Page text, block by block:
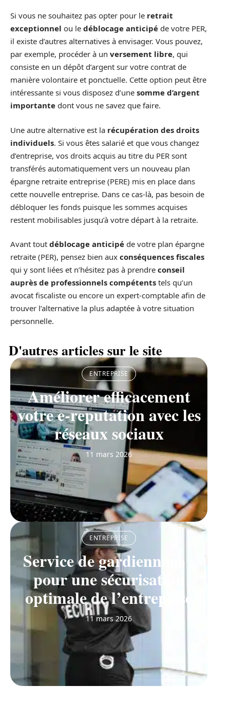
Si vous ne souhaitez pas opter pour le retrait
exceptionnel ou le déblocage anticipé de votre PER,
il existe d’autres alternatives à envisager. Vous pouvez,
par exemple, procéder à un versement libre, qui
consiste en un dépôt d’argent sur votre contrat de
manière volontaire et ponctuelle. Cette option peut être
intéressante si vous disposez d’une somme d’argent
importante dont vous ne savez que faire.
Une autre alternative est la récupération des droits
individuels. Si vous êtes salarié et que vous changez
d’entreprise, vos droits acquis au titre du PER sont
transférés automatiquement vers un nouveau plan
épargne retraite entreprise (PERE) mis en place dans
cette nouvelle entreprise. Dans ce cas-là, pas besoin de
débloquer les fonds puisque les sommes acquises
restent mobilisables jusqu’à votre départ à la retraite.
Avant tout déblocage anticipé de votre plan épargne
retraite (PER), pensez bien aux conséquences fiscales
qui y sont liées et n’hésitez pas à prendre conseil
auprès de professionnels compétents tels qu’un
avocat fiscaliste ou encore un expert-comptable afin de
trouver l’alternative la plus adaptée à votre situation
personnelle.
D'autres articles sur le site
ENTREPRISE
Améliorer efficacement
votre e-reputation avec les
réseaux sociaux
11 mars 2026
ENTREPRISE
Service de gardiennage :
pour une sécurisation
optimale de l’entreprise
11 mars 2026